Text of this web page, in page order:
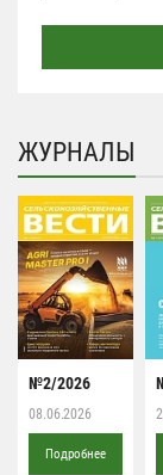
ЖУРНАЛЫ
№2/2026
08.06.2026
Подробнее